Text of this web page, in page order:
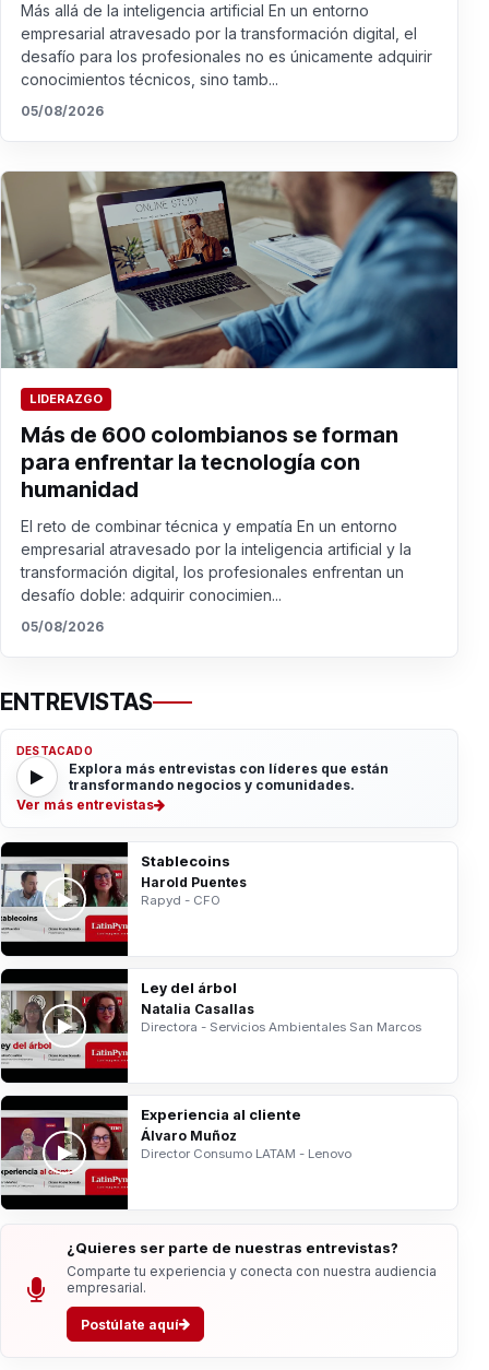
Más allá de la inteligencia artificial En un entorno
empresarial atravesado por la transformación digital, el
desafío para los profesionales no es únicamente adquirir
conocimientos técnicos, sino tamb...
05/08/2026
LIDERAZGO
Más de 600 colombianos se forman
para enfrentar la tecnología con
humanidad
El reto de combinar técnica y empatía En un entorno
empresarial atravesado por la inteligencia artificial y la
transformación digital, los profesionales enfrentan un
desafío doble: adquirir conocimien...
05/08/2026
ENTREVISTAS
DESTACADO
Explora más entrevistas con líderes que están
transformando negocios y comunidades.
Ver más entrevistas
Stablecoins
Harold Puentes
Rapyd - CFO
Ley del árbol
Natalia Casallas
Directora - Servicios Ambientales San Marcos
Experiencia al cliente
Álvaro Muñoz
Director Consumo LATAM - Lenovo
¿Quieres ser parte de nuestras entrevistas?
Comparte tu experiencia y conecta con nuestra audiencia
empresarial.
Postúlate aquí